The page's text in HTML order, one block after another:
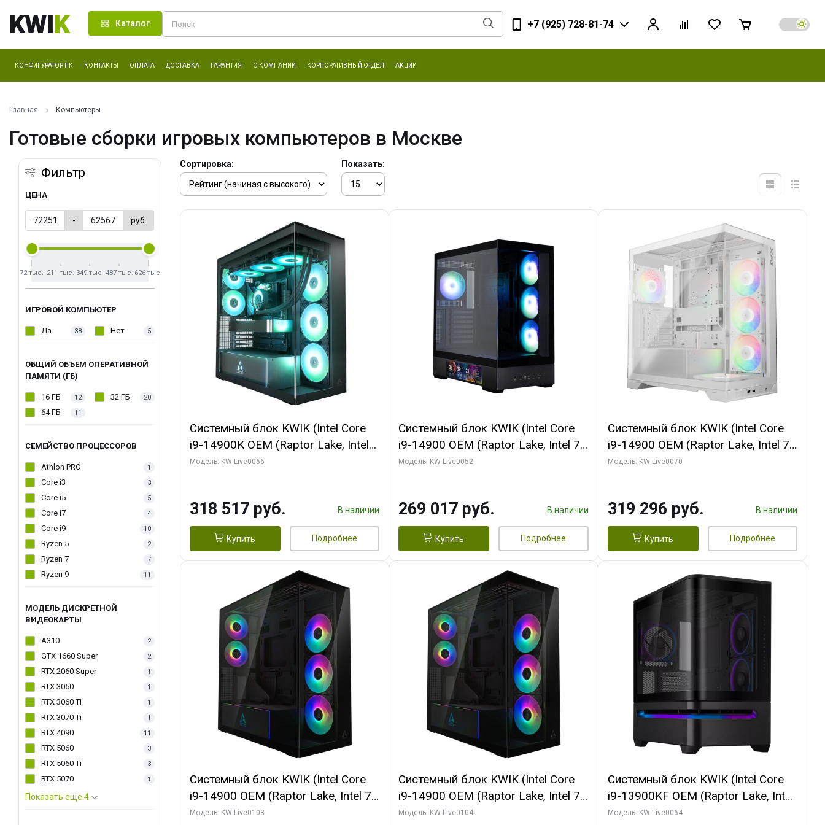
KWIK Каталог +7 (925) 728-81-74
КОНФИГУРАТОР ПК КОНТАКТЫ ОПЛАТА ДОСТАВКА ГАРАНТИЯ О КОМПАНИИ КОРПОРАТИВНЫЙ ОТДЕЛ АКЦИИ
Главная Компьютеры
Готовые сборки игровых компьютеров в Москве
Фильтр
ЦЕНА
- руб.
72 тыс. 211 тыс. 349 тыс. 487 тыс. 626 тыс.
ИГРОВОЙ КОМПЬЮТЕР
Да 38 Нет 5
ОБЩИЙ ОБЪЕМ ОПЕРАТИВНОЙ
ПАМЯТИ (ГБ)
16 ГБ 12 32 ГБ 20
64 ГБ 11
СЕМЕЙСТВО ПРОЦЕССОРОВ
Athlon PRO 1
Core i3 3
Core i5 5
Core i7 4
Core i9 10
Ryzen 5 2
Ryzen 7 7
Ryzen 9 11
МОДЕЛЬ ДИСКРЕТНОЙ
ВИДЕОКАРТЫ
A310 2
GTX 1660 Super 2
RTX 2060 Super 1
RTX 3050 1
RTX 3060 Ti 1
RTX 3070 Ti 1
RTX 4090 11
RTX 5060 3
RTX 5060 Ti 3
RTX 5070 1
Показать еще 4
Сортировка: Показать:
Системный блок KWIK (Intel Core
i9-14900K OEM (Raptor Lake, Intel
7, C24 16EC/8PC/ 64 ГБ ОЗУ (2
GDDR7 256bit/ 1 ТБ SSD)
Модель: KW-Live0066
318 517 руб. В наличии
Купить Подробнее
Системный блок KWIK (Intel Core
i9-14900 OEM (Raptor Lake, Intel 7,
C24 16EC/8PC// 64 ГБ ОЗУ (2
256bit 3xDP HD/ 512 ГБ SSD)
Модель: KW-Live0052
269 017 руб. В наличии
Купить Подробнее
Системный блок KWIK (Intel Core
i9-14900 OEM (Raptor Lake, Intel 7,
C24 16EC/8PC// 64 ГБ ОЗУ (2
GDDR7 256bit/ 960 ГБ SSD)
Модель: KW-Live0070
319 296 руб. В наличии
Купить Подробнее
Системный блок KWIK (Intel Core
i9-14900 OEM (Raptor Lake, Intel 7,
C24 16EC/8PC// 64 ГБ ОЗУ (2
Модель: KW-Live0103
Системный блок KWIK (Intel Core
i9-14900 OEM (Raptor Lake, Intel 7,
C24 16EC/8PC// 64 ГБ ОЗУ (2
Модель: KW-Live0104
Системный блок KWIK (Intel Core
i9-13900KF OEM (Raptor Lake, Intel
7, C24 16EC/8P/ 64 ГБ ОЗУ (2
Модель: KW-Live0064